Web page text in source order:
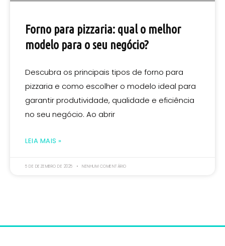
Forno para pizzaria: qual o melhor
modelo para o seu negócio?
Descubra os principais tipos de forno para
pizzaria e como escolher o modelo ideal para
garantir produtividade, qualidade e eficiência
no seu negócio. Ao abrir
LEIA MAIS »
5 DE DEZEMBRO DE 2025 NENHUM COMENTÁRIO